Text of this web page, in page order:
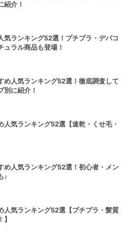
紹介！
気ランキング52選！プチプラ・デパコ
ュラル商品も登場！
め人気ランキング52選！徹底調査して
別に紹介！
人気ランキング52選【速乾・くせ毛・
め人気ランキング52選！初心者・メン
♪
人気ランキング52選【プチプラ・髪質